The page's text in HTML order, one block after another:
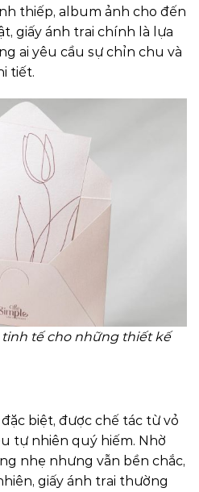
thiếp, album ảnh cho đến
giấy ánh trai chính là lựa
ai yêu cầu sự chỉn chu và
tiết.
tinh tế cho những thiết kế
biệt, được chế tác từ vỏ
tự nhiên quý hiếm. Nhờ
nhẹ nhưng vẫn bền chắc,
giấy ánh trai thường